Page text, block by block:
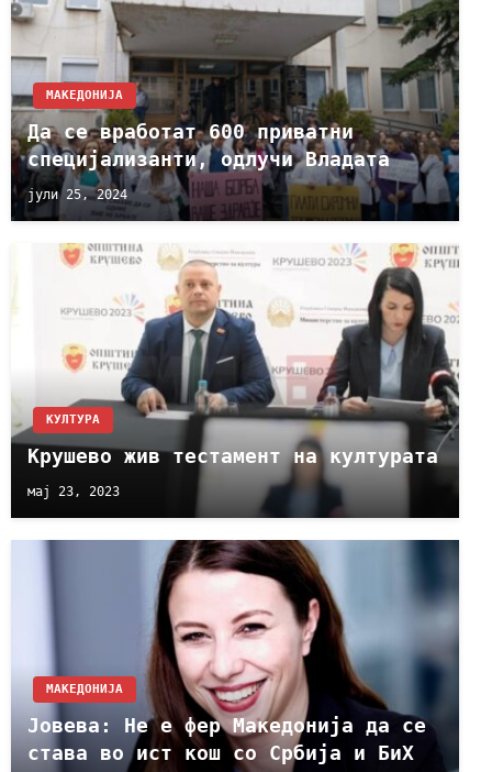
МАКЕДОНИЈА
Да се вработат 600 приватни
специјализанти, одлучи Владата
јули 25, 2024
КУЛТУРА
Крушево жив тестамент на културата
мај 23, 2023
МАКЕДОНИЈА
Јовева: Не е фер Македонија да се
става во ист кош со Србија и БиХ